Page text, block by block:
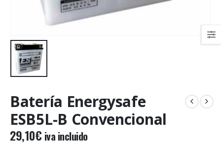
Batería Energysafe
ESB5L-B Convencional
29,10€ iva incluido